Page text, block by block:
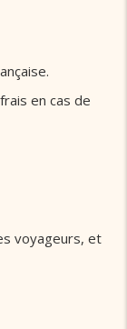
en cas de
voyageurs, et